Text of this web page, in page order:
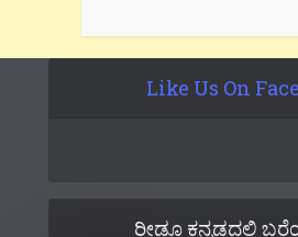
Like Us On
ರೀಡೂ ಕನ್ನಡದಲ್ಲಿ